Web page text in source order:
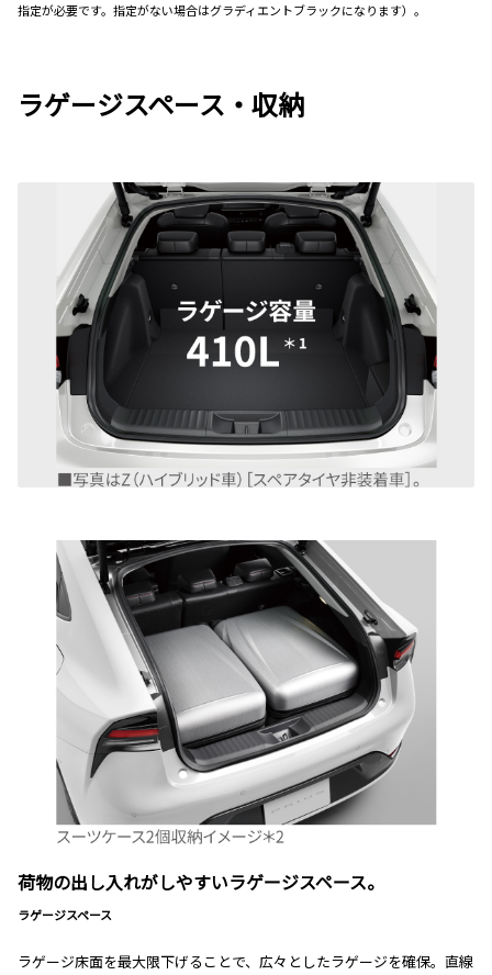
指定が必要です。指定がない場合はグラディエントブラックになります）。
ラゲージスペース・収納
荷物の出し入れがしやすいラゲージスペース。
ラゲージスペース
ラゲージ床面を最大限下げることで、広々としたラゲージを確保。直線